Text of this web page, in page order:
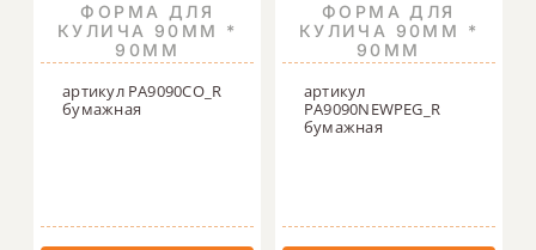
ФОРМА ДЛЯ
КУЛИЧА 90ММ *
90ММ
артикул PA9090CO_R
бумажная
ФОРМА ДЛЯ
КУЛИЧА 90ММ *
90ММ
артикул
PA9090NEWPEG_R
бумажная